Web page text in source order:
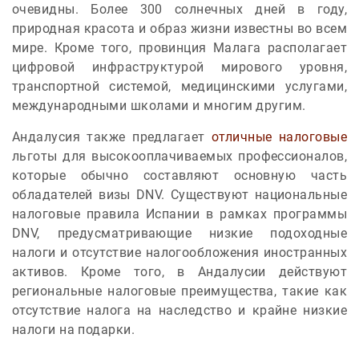
очевидны. Более 300 солнечных дней в году,
природная красота и образ жизни известны во всем
мире. Кроме того, провинция Малага располагает
цифровой инфраструктурой мирового уровня,
транспортной системой, медицинскими услугами,
международными школами и многим другим.
Андалусия также предлагает отличные налоговые
льготы для высокооплачиваемых профессионалов,
которые обычно составляют основную часть
обладателей визы DNV. Существуют национальные
налоговые правила Испании в рамках программы
DNV, предусматривающие низкие подоходные
налоги и отсутствие налогообложения иностранных
активов. Кроме того, в Андалусии действуют
региональные налоговые преимущества, такие как
отсутствие налога на наследство и крайне низкие
налоги на подарки.